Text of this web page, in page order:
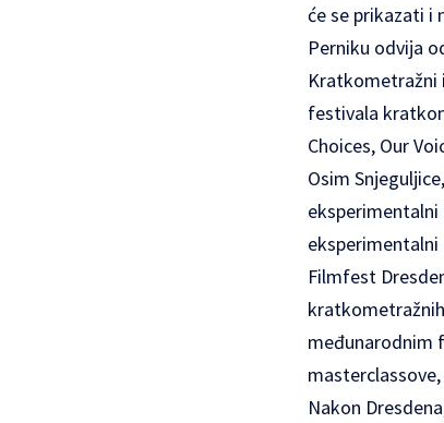
će se prikazati i
Perniku odvija
Kratkometražni
festivala
Choices, Our
Osim
eksperimentalni
eksperimentalni
Filmfest
međunarodnim
Nakon